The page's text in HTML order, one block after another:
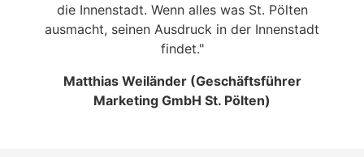
die Innenstadt. Wenn alles was St. Pölten
ausmacht, seinen Ausdruck in der Innenstadt
findet."
Matthias Weiländer (Geschäftsführer
Marketing GmbH St. Pölten)